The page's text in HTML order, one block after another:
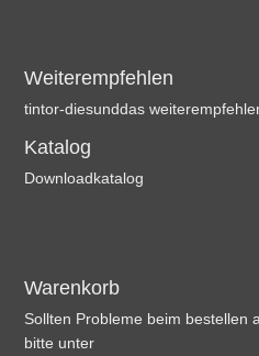
Weiterempfehlen
tintor-diesunddas
Katalog
Downloadkatalog
Warenkorb
Sollten Probleme beim bestellen
bitte unter